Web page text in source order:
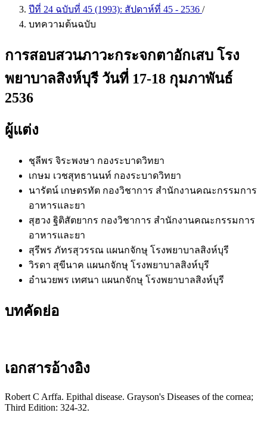
ปีที่ 24 ฉบับที่ 45 (1993): สัปดาห์ที่ 45 - 2536 /
บทความต้นฉบับ
การสอบสวนภาวะกระจกตาอักเสบ โรง
พยาบาลสิงห์บุรี วันที่ 17-18 กุมภาพันธ์
2536
ผู้แต่ง
ชุลีพร จิระพงษา กองระบาดวิทยา
เกษม เวชสุทธานนท์ กองระบาดวิทยา
นารัตน์ เกษตรทัต กองวิชาการ สำนักงานคณะกรรมการ
อาหารและยา
สุฮวง ฐิติสัตยากร กองวิชาการ สำนักงานคณะกรรมการ
อาหารและยา
สุรีพร ภัทรสุวรรณ แผนกจักษุ โรงพยาบาลสิงห์บุรี
วิรดา สุขีนาค แผนกจักษุ โรงพยาบาลสิงห์บุรี
อำนวยพร เทศนา แผนกจักษุ โรงพยาบาลสิงห์บุรี
บทคัดย่อ
เอกสารอ้างอิง
Robert C Arffa. Epithal disease. Grayson's Diseases of the cornea;
Third Edition: 324-32.